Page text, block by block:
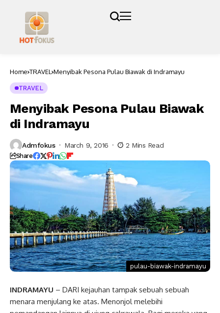
Home TRAVEL Menyibak Pesona Pulau Biawak di Indramayu
TRAVEL
Menyibak Pesona Pulau Biawak
di Indramayu
Admfokus March 9, 2016 2 Mins Read
Share
pulau-biawak-indramayu
INDRAMAYU – DARI kejauhan tampak sebuah sebuah
menara menjulang ke atas. Menonjol melebihi